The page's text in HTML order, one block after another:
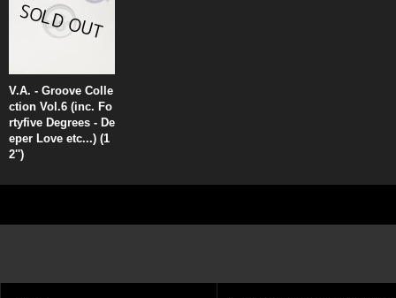
V.A. - Groove Colle
ction Vol.6 (inc. Fo
rtyfive Degrees - De
eper Love etc...) (1
2'')